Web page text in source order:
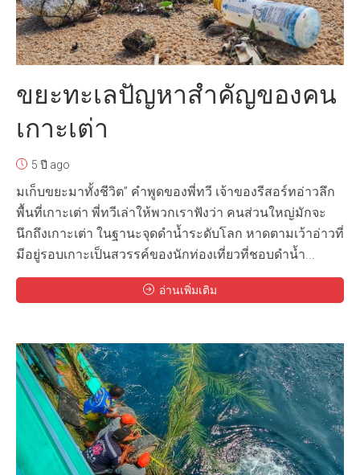
ขยะทะเลปัญหาสำคัญของคน
เกาะเต่า
5 ปี ago
มเก็บขยะมาทั้งชีวิต” คำพูดของพี่ทวี เจ้าของรีสอร์ทอ่าวลึก
พื้นที่เกาะเต่า พี่ทวีเล่าให้พวกเราฟังว่า คนส่วนใหญ่มักจะ
นึกถึงเกาะเต่า ในฐานะจุดดำน้ำระดับโลก หาดตามเว้าอ่าวที่
มีอยู่รอบเกาะเป็นสวรรค์ของนักท่องเที่ยวที่ชอบดำน้ำ...
อ่านเพิ่มเติม